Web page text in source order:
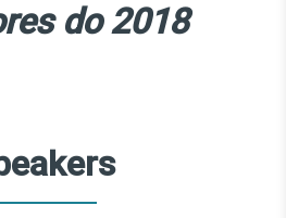
do 2018